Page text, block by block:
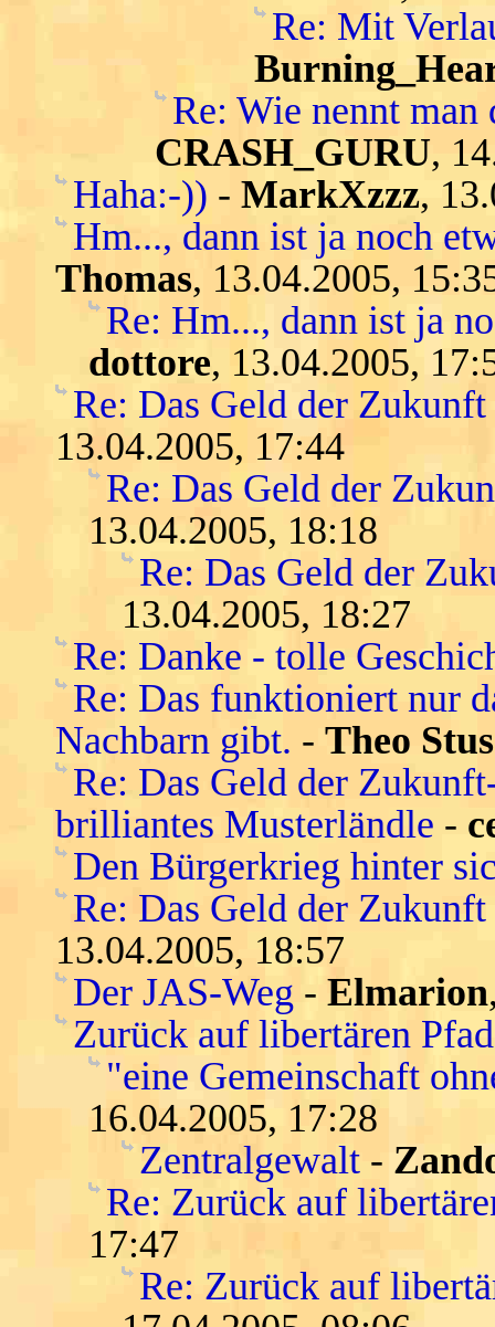
Re: Mit
Re: Wie nennt man
CRASH_GURU,
Haha:-)) - MarkXzzz,
Hm..., dann ist ja noch
Thomas, 13.04.2005,
Re: Hm..., dann ist ja
dottore, 13.04.2005,
Re: Das Geld der
13.04.2005, 17:44
Re: Das Geld der
13.04.2005, 18:18
Re: Das Geld der
13.04.2005, 18:27
Re: Danke - tolle
Re: Das funktioniert nur
Nachbarn gibt. - Theo
Re: Das Geld der
brilliantes Musterländle -
Den Bürgerkrieg hinter
Re: Das Geld der
13.04.2005, 18:57
Der JAS-Weg - Elmarion
Zurück auf libertären
"eine Gemeinschaft
16.04.2005, 17:28
Zentralgewalt -
Re: Zurück auf
17:47
Re: Zurück auf